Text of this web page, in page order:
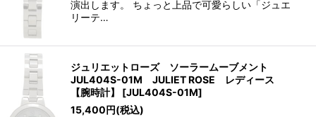
演出します。 ちょっと上品で可愛らしい「ジュエ
リーテ…
ジュリエットローズ ソーラームーブメント
JUL404S-01M JULIET ROSE レディース
【腕時計】
[JUL404S-01M]
15,400円(税込)